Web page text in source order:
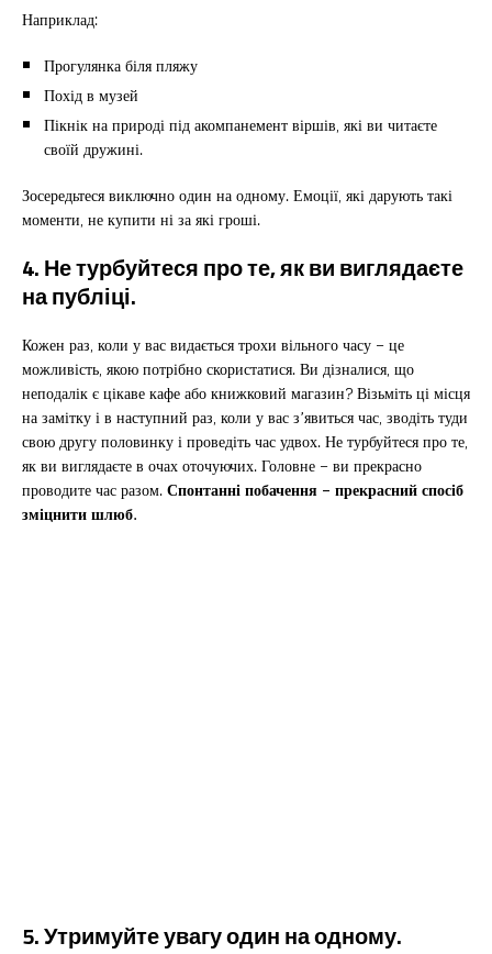
Наприклад:
Прогулянка біля пляжу
Похід в музей
Пікнік на природі під акомпанемент віршів, які ви читаєте
своїй дружині.
Зосередьтеся виключно один на одному. Емоції, які дарують такі
моменти, не купити ні за які гроші.
4. Не турбуйтеся про те, як ви виглядаєте
на публіці.
Кожен раз, коли у вас видається трохи вільного часу – це
можливість, якою потрібно скористатися. Ви дізналися, що
неподалік є цікаве кафе або книжковий магазин? Візьміть ці місця
на замітку і в наступний раз, коли у вас з’явиться час, зводіть туди
свою другу половинку і проведіть час удвох. Не турбуйтеся про те,
як ви виглядаєте в очах оточуючих. Головне – ви прекрасно
проводите час разом.Спонтанні побачення – прекрасний спосіб
зміцнити шлюб.
5. Утримуйте увагу один на одному.